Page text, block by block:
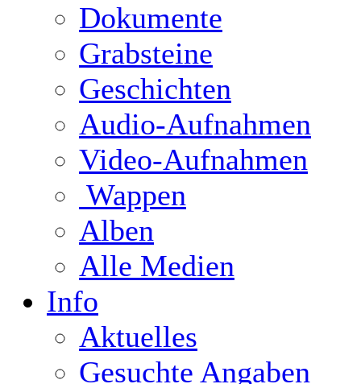
Dokumente
Grabsteine
Geschichten
Audio-Aufnahmen
Video-Aufnahmen
Wappen
Alben
Alle Medien
Info
Aktuelles
Gesuchte Angaben